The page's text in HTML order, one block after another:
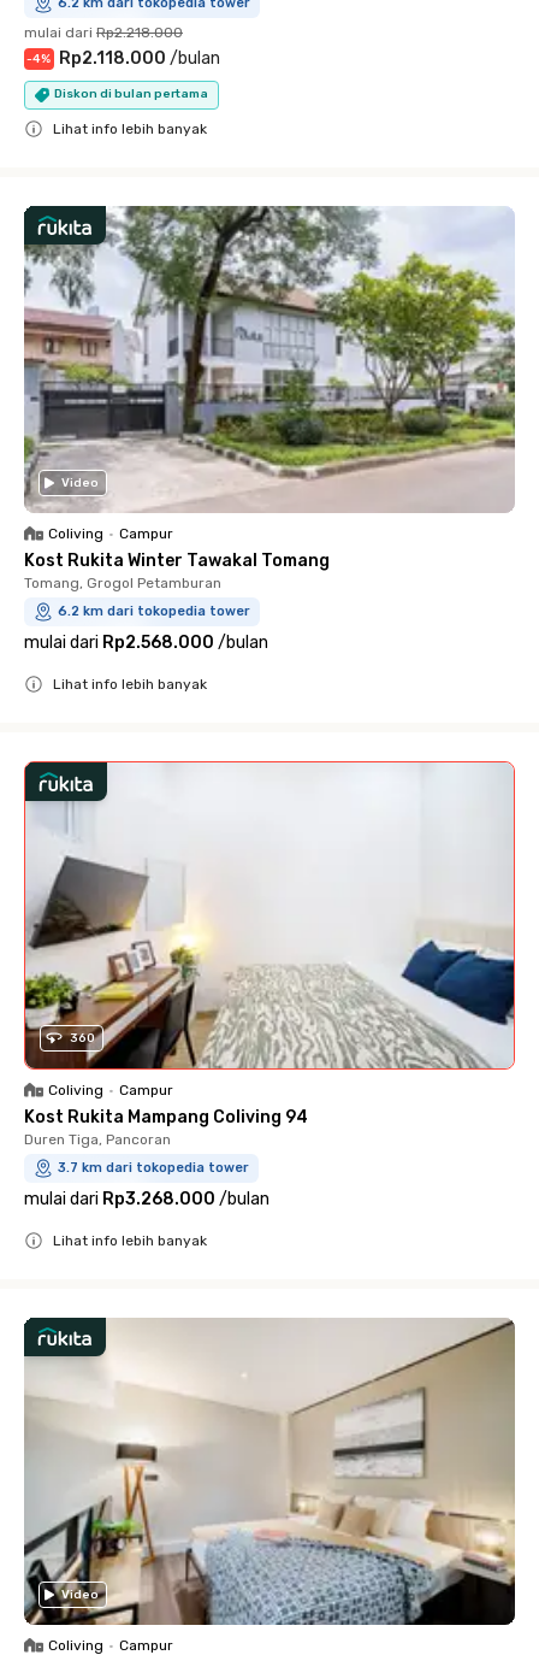
mulai dari Rp2.218.000
-4% Rp2.118.000 /bulan
Diskon di bulan pertama
Lihat info lebih banyak
Video
Coliving • Campur
Kost Rukita Winter Tawakal Tomang
Tomang, Grogol Petamburan
6.2 km dari tokopedia tower
mulai dari Rp2.568.000 /bulan
Lihat info lebih banyak
360
Coliving • Campur
Kost Rukita Mampang Coliving 94
Duren Tiga, Pancoran
3.7 km dari tokopedia tower
mulai dari Rp3.268.000 /bulan
Lihat info lebih banyak
Video
Coliving • Campur